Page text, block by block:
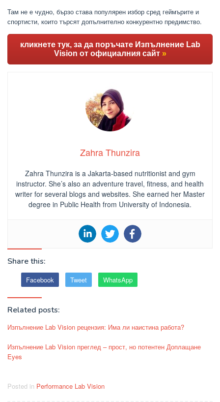
Там не е чудно, бързо става популярен избор сред геймърите и
спортисти, които търсят допълнително конкурентно предимство.
кликнете тук, за да поръчате Изпълнение Lab
Vision от официалния сайт »
Zahra Thunzira
Zahra Thunzira is a Jakarta-based nutritionist and gym
instructor. She’s also an adventure travel, fitness, and health
writer for several blogs and websites. She earned her Master
degree in Public Health from University of Indonesia.
Share this:
Facebook Tweet WhatsApp
Related posts:
Изпълнение Lab Vision рецензия: Има ли наистина работа?
Изпълнение Lab Vision преглед – прост, но потентен Доплащане
Eyes
Posted in Performance Lab Vision